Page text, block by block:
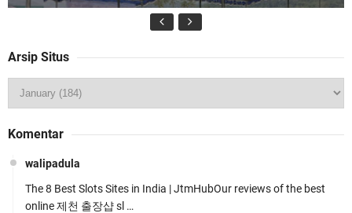
Gelar Apel Pembukaan PORSENAP
Arsip Situs
Komentar
walipadula
The 8 Best Slots Sites in India | JtmHubOur reviews of the best
online 제천 출장샵 sl …